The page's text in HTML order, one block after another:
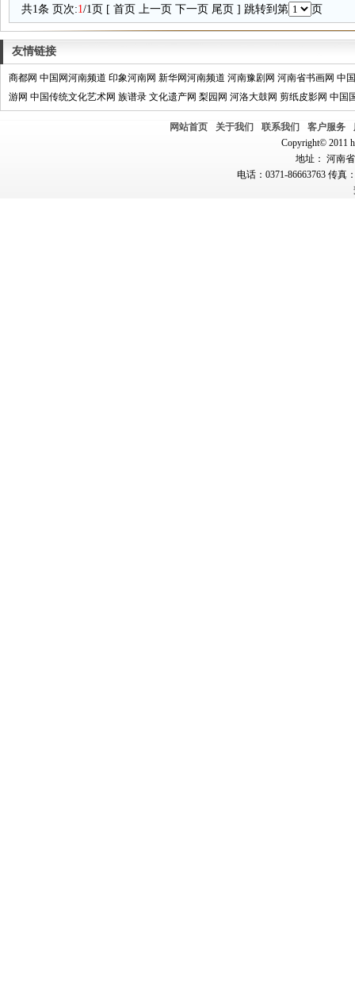
共1条 页次:1/1页 [ 首页 上一页 下一页 尾页 ] 跳转到第 页
友情链接
商都网 中国网河南频道 印象河南网 新华网河南频道 河南豫剧网 河南省书画网 中
游网 中国传统文化艺术网 族谱录 文化遗产网 梨园网 河洛大鼓网 剪纸皮影网 中国
网站首页 关于我们 联系我们 客户服务
Copyright© 2011
地址： 河南
电话：0371-86663763 传真